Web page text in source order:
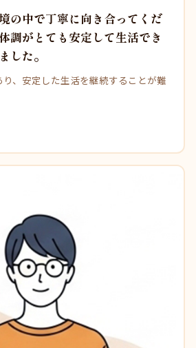
の中で丁寧に向き合ってくだ
調がとても安定して生活でき
した。
、安定した生活を継続することが難